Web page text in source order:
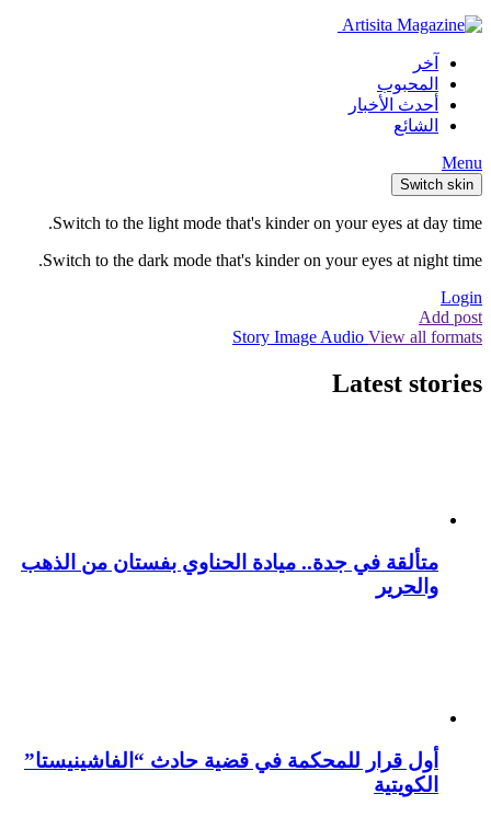
آخر
المحبوب
أحدث الأخبار
الشائع
Menu
Switch skin
Switch to the light mode that's kinder on your eyes at day time.
Switch to the dark mode that's kinder on your eyes at night time.
Login
Add post
Story Image Audio View all formats
Latest stories
متألقة في جدة.. ميادة الحناوي بفستان من الذهب
والحرير
أول قرار للمحكمة في قضية حادث “الفاشينيستا”
الكويتية